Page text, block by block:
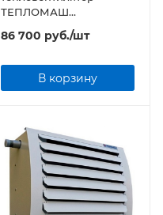
ТЕПЛОМАШ
КЭВ-133T4,5W3 серии
TW
86 700 руб./шт
В корзину